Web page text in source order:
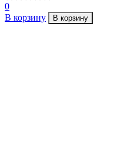
0
В корзину
В корзину